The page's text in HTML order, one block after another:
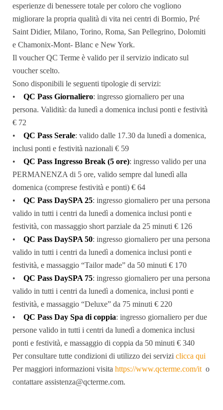
esperienze di benessere totale per coloro che vogliono
migliorare la propria qualità di vita nei centri di Bormio, Pré
Saint Didier, Milano, Torino, Roma, San Pellegrino, Dolomiti
e Chamonix-Mont- Blanc e New York.
Il voucher QC Terme è valido per il servizio indicato sul
voucher scelto.
Sono disponibili le seguenti tipologie di servizi:
• QC Pass Giornaliero: ingresso giornaliero per una
persona. Validità: da lunedì a domenica inclusi ponti e festività
€ 72
• QC Pass Serale: valido dalle 17.30 da lunedì a domenica,
inclusi ponti e festività nazionali € 59
• QC Pass Ingresso Break (5 ore): ingresso valido per una
PERMANENZA di 5 ore, valido sempre dal lunedì alla
domenica (comprese festività e ponti) € 64
• QC Pass DaySPA 25: ingresso giornaliero per una persona
valido in tutti i centri da lunedì a domenica inclusi ponti e
festività, con massaggio short parziale da 25 minuti € 126
• QC Pass DaySPA 50: ingresso giornaliero per una persona
valido in tutti i centri da lunedì a domenica inclusi ponti e
festività, e massaggio “Tailor made” da 50 minuti € 170
• QC Pass DaySPA 75: ingresso giornaliero per una persona
valido in tutti i centri da lunedì a domenica, inclusi ponti e
festività, e massaggio “Deluxe” da 75 minuti € 220
• QC Pass Day Spa di coppia: ingresso giornaliero per due
persone valido in tutti i centri da lunedì a domenica inclusi
ponti e festività, e massaggio di coppia da 50 minuti € 340
Per consultare tutte condizioni di utilizzo dei servizi clicca qui
Per maggiori informazioni visita https://www.qcterme.com/it o
contattare assistenza@qcterme.com.